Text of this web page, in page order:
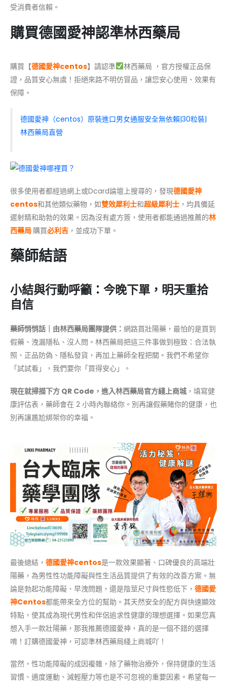
受消費者信賴。
購買德國愛神認準林西藥局
購買【德國愛神centos】請認準
林西藥局 ，官方授權正品保
證，品質安心無虞！拒絕來路不明仿冒品，讓您安心使用、效果有
保障。
德國愛神（centos）原裝進口男女通服安全無依賴|30粒裝|
林西藥局直營
很多使用者都經過網上或Dcard論壇上搜尋的，發現德國愛神
centos和其他類似藥物，如雙效犀利士和超級犀利士 ，均具備延
遲射精和助勃的效果。因為沒有處方簽，使用者都能通過推薦的林
西藥局 購買必利吉 ，並成功下單。
藥師結語
小結與行動呼籲：今晚下單，明天重拾
自信
藥師悄悄話｜由林西藥局團隊提供： 網路買壯陽藥，最怕的是買到
假藥、洩漏隱私、沒人問。林西藥局把這三件事做到極致：合法執
照、正品防偽、隱私發貨，再加上藥師全程把關。我們不希望你
「試試看」，我們要你「買得安心」。
現在就掃描下方 QR Code，進入林西藥局官方綫上商城 ，填寫健
康評估表，藥師會在 2 小時內聯絡你。別再讓假藥賭你的健康，也
別再讓尷尬綁架你的幸福。
最後總結， 德國愛神centos是一款效果顯著、口碑優良的高端壯
陽藥，為男性性功能障礙與性生活品質提供了有效的改善方案。無
論是勃起功能障礙、早洩問題，還是陰莖尺寸與性慾低下， 德國愛
神Centos都能帶來全方位的幫助。其天然安全的配方與快速顯效
特點，使其成為現代男性和伴侶追求性健康的理想選擇。如果您真
想入手一款壯陽藥，那我推薦德國愛神，真的是一個不錯的選擇
唷！訂購德國愛神，可認準林西藥局綫上商城吖！
當然，性功能障礙的成因複雜，除了藥物治療外，保持健康的生活
習慣、適度運動、減輕壓力等也是不可忽視的重要因素。希望每一